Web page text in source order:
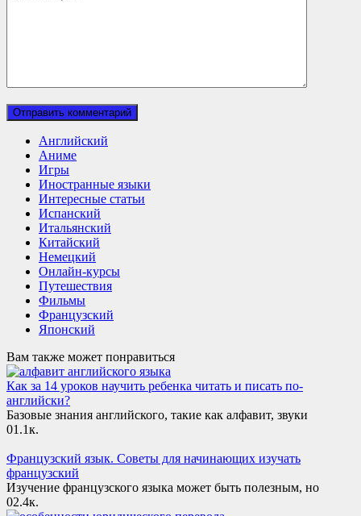
Английский
Аниме
Игры
Иностранные языки
Интересные статьи
Испанский
Итальянский
Китайский
Немецкий
Онлайн-курсы
Путешествия
Фильмы
Французский
Японский
Вам также может понравиться
Как за 14 уроков научить ребенка читать и писать по-
английски?
Базовые знания английского, такие как алфавит, звуки
01.1к.
Французский язык. Советы для начинающих изучать
французский
Изучение французского языка может быть полезным, но
02.4к.